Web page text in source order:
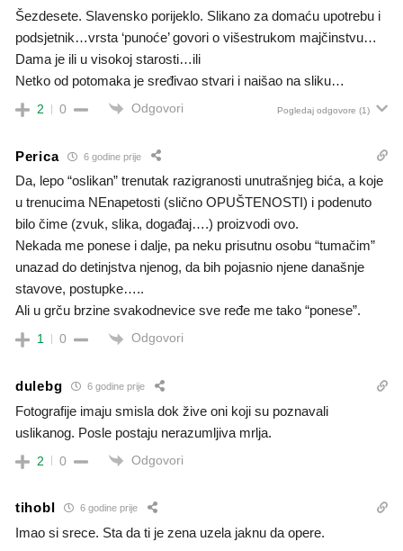
Šezdesete. Slavensko porijeklo. Slikano za domaću upotrebu i
podsjetnik…vrsta ‘punoće’ govori o višestrukom majčinstvu…
Dama je ili u visokoj starosti…ili
Netko od potomaka je sređivao stvari i naišao na sliku…
2 0 Odgovori Pogledaj odgovore (1)
Perica 6 godine prije
Da, lepo “oslikan” trenutak razigranosti unutrašnjeg bića, a koje
u trenucima NEnapetosti (slično OPUŠTENOSTI) i podenuto
bilo čime (zvuk, slika, događaj….) proizvodi ovo.
Nekada me ponese i dalje, pa neku prisutnu osobu “tumačim”
unazad do detinjstva njenog, da bih pojasnio njene današnje
stavove, postupke…..
Ali u grču brzine svakodnevice sve ređe me tako “ponese”.
1 0 Odgovori
dulebg 6 godine prije
Fotografije imaju smisla dok žive oni koji su poznavali
uslikanog. Posle postaju nerazumljiva mrlja.
2 0 Odgovori
tihobl 6 godine prije
Imao si srece. Sta da ti je zena uzela jaknu da opere.